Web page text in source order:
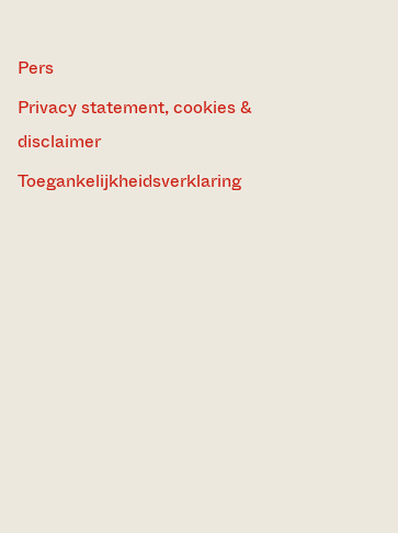
Pers
Privacy statement, cookies &
disclaimer
Toegankelijkheidsverklaring